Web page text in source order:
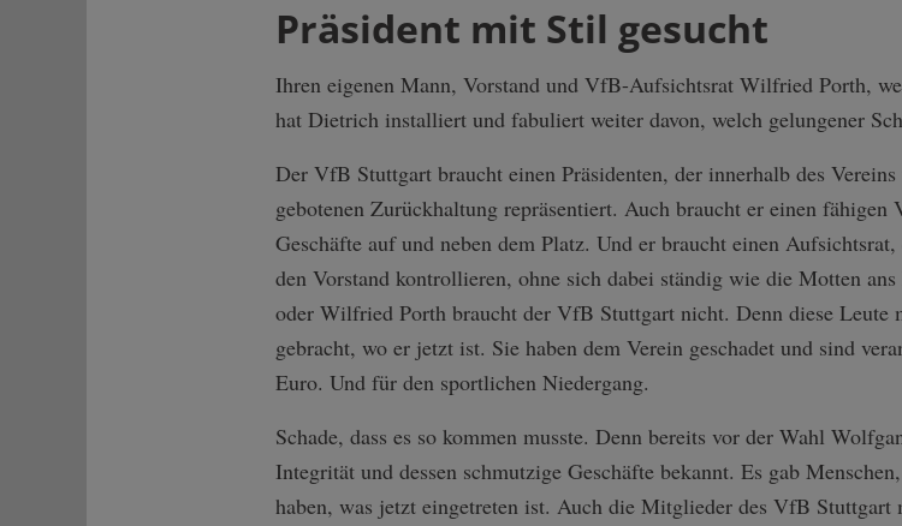
Präsident mit Stil gesucht
Ihren eigenen Mann, Vorstand und VfB-Aufsichtsrat Wilfried Porth,
hat Dietrich installiert und fabuliert weiter davon, welch gelungener
Der VfB Stuttgart braucht einen Präsidenten, der innerhalb des
gebotenen Zurückhaltung repräsentiert. Auch braucht er einen fähigen
Geschäfte auf und neben dem Platz. Und er braucht einen
den Vorstand kontrollieren, ohne sich dabei ständig wie die Motten
oder Wilfried Porth braucht der VfB Stuttgart nicht. Denn diese Leute
gebracht, wo er jetzt ist. Sie haben dem Verein geschadet und sind
Euro. Und für den sportlichen Niedergang.
Schade, dass es so kommen musste. Denn bereits vor der Wahl
Integrität und dessen schmutzige Geschäfte bekannt. Es gab
haben, was jetzt eingetreten ist. Auch die Mitglieder des VfB Stuttgart